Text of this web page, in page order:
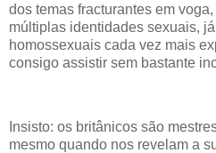
dos temas fracturantes em
múltiplas identidades sexuais,
homossexuais cada vez mais
consigo assistir sem bastante
Insisto: os britânicos são
mesmo quando nos revelam a